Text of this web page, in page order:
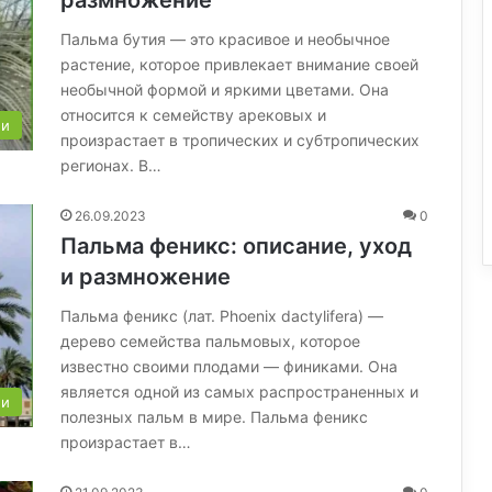
Пальма бутия — это красивое и необычное
растение, которое привлекает внимание своей
необычной формой и яркими цветами. Она
относится к семейству арековых и
произрастает в тропических и субтропических
регионах. В…
26.09.2023 0
Пальма феникс: описание, уход
и размножение
Пальма феникс (лат. Phoenix dactylifera) —
дерево семейства пальмовых, которое
известно своими плодами — финиками. Она
является одной из самых распространенных и
полезных пальм в мире. Пальма феникс
произрастает в…